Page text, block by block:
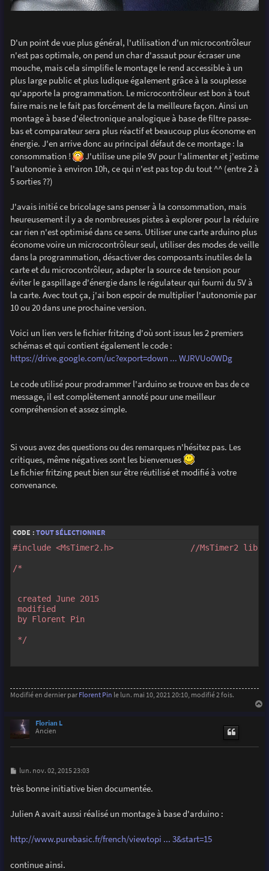
D'un point de vue plus général, l'utilisation d'un microcontrôleur
n'est pas optimale, on pend un char d'assaut pour écraser une
mouche, mais cela simplifie le montage le rend accessible à un
plus large public et plus ludique également grâce à la souplesse
qu'apporte la programmation. Le microcontrôleur est bon à tout
faire mais ne le fait pas forcément de la meilleure façon. Ainsi un
montage à base d'électronique analogique à base de filtre passe-
bas et comparateur sera plus réactif et beaucoup plus économe en
énergie. J'en arrive donc au principal défaut de ce montage : la
consommation !
J'utilise une pile 9V pour l'alimenter et j'estime
l'autonomie à environ 10h, ce qui n'est pas top du tout ^^ (entre 2 à
5 sorties ??)
J'avais initié ce bricolage sans penser à la consommation, mais
heureusement il y a de nombreuses pistes à explorer pour la réduire
car rien n'est optimisé dans ce sens. Utiliser une carte arduino plus
économe voire un microcontrôleur seul, utiliser des modes de veille
dans la programmation, désactiver des composants inutiles de la
carte et du microcontrôleur, adapter la source de tension pour
éviter le gaspillage d'énergie dans le régulateur qui fourni du 5V à
la carte. Avec tout ça, j'ai bon espoir de multiplier l'autonomie par
10 ou 20 dans une prochaine version.
Voici un lien vers le fichier fritzing d'où sont issus les 2 premiers
schémas et qui contient également le code :
https://drive.google.com/uc?export=down ... WJRVUo0WDg
Le code utilisé pour prodrammer l'arduino se trouve en bas de ce
message, il est complètement annoté pour une meilleur
compréhension et assez simple.
Si vous avez des questions ou des remarques n'hésitez pas. Les
critiques, même négatives sont les bienvenues
Le fichier fritzing peut bien sur être réutilisé et modifié à votre
convenance.
CODE : TOUT SÉLECTIONNER
#include <MsTimer2.h>                //MsTimer2
/*
created June 2015
modified
by Florent Pin
*/
const int photoTPIN=7;                  //
const int blinkerPIN=9;                //Blinking green
int sensorValue = 0;                   //value read
int prevSensorValue = 0;               //value read
volatile boolean blinker = LOW;        //State of the
  pinMode(triggerPIN,OUTPUT);
  pinMode(SatLedPIN,OUTPUT);
  pinMode(blinkerPIN,OUTPUT);
  digitalWrite(triggerPIN,LOW);
Modifié en dernier par Florent Pin le lun. mai 10, 2021 20:10, modifié 2 fois.
Florian L
Ancien
M
s
s
g
e
lun. nov. 02, 2015 23:03
très bonne initiative bien documentée.
Julien A avait aussi réalisé un montage à base d'arduino :
http://www.purebasic.fr/french/viewtopi ... 3&start=15
continue ainsi.